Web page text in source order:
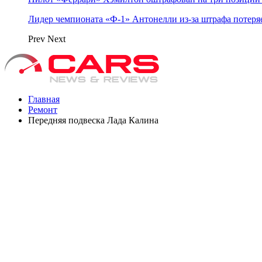
Лидер чемпионата «Ф‑1» Антонелли из‑за штрафа
Prev Next
Главная
Ремонт
Передняя подвеска Лада Калина